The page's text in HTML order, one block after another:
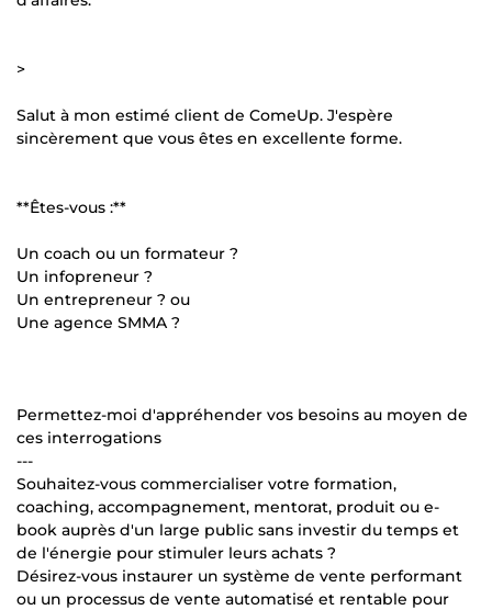
>
Salut à mon estimé client de ComeUp. J'espère
sincèrement que vous êtes en excellente forme.
**Êtes-vous :**
Un coach ou un formateur ?
Un infopreneur ?
Un entrepreneur ? ou
Une agence SMMA ?
Permettez-moi d'appréhender vos besoins au moyen de
ces interrogations
---
Souhaitez-vous commercialiser votre formation,
coaching, accompagnement, mentorat, produit ou e-
book auprès d'un large public sans investir du temps et
de l'énergie pour stimuler leurs achats ?
Désirez-vous instaurer un système de vente performant
ou un processus de vente automatisé et rentable pour